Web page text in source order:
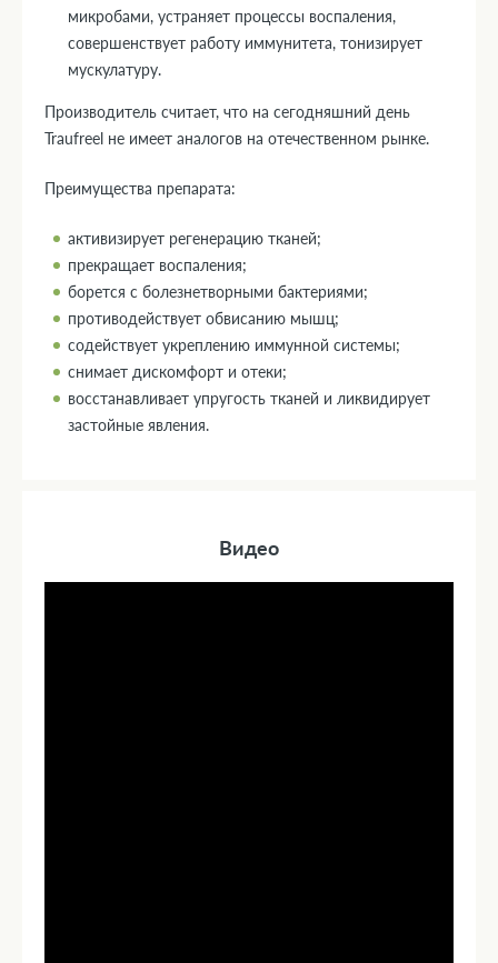
микробами, устраняет процессы воспаления,
совершенствует работу иммунитета, тонизирует
мускулатуру.
Производитель считает, что на сегодняшний день
Traufreel не имеет аналогов на отечественном рынке.
Преимущества препарата:
активизирует регенерацию тканей;
прекращает воспаления;
борется с болезнетворными бактериями;
противодействует обвисанию мышц;
содействует укреплению иммунной системы;
снимает дискомфорт и отеки;
восстанавливает упругость тканей и ликвидирует
застойные явления.
Видео